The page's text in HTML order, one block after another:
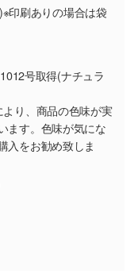
たいキャラク
るデータは切
見る
ない／塗り足
も小さい場
れば拡張が可
／QRコード
ードを生成
印刷ありの場合は袋
号取得(ナチュラ
り、商品の色味が実
ます。色味が気にな
入をお勧め致しま